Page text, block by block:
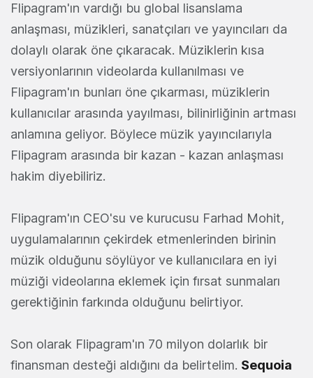
Flipagram'ın vardığı bu global lisanslama
anlaşması, müzikleri, sanatçıları ve yayıncıları da
dolaylı olarak öne çıkaracak. Müziklerin kısa
versiyonlarının videolarda kullanılması ve
Flipagram'ın bunları öne çıkarması, müziklerin
kullanıcılar arasında yayılması, bilinirliğinin artması
anlamına geliyor. Böylece müzik yayıncılarıyla
Flipagram arasında bir kazan - kazan anlaşması
hakim diyebiliriz.
Flipagram'ın CEO'su ve kurucusu Farhad Mohit,
uygulamalarının çekirdek etmenlerinden birinin
müzik olduğunu söylüyor ve kullanıcılara en iyi
müziği videolarına eklemek için fırsat sunmaları
gerektiğinin farkında olduğunu belirtiyor.
Son olarak Flipagram'ın 70 milyon dolarlık bir
finansman desteği aldığını da belirtelim. Sequoia